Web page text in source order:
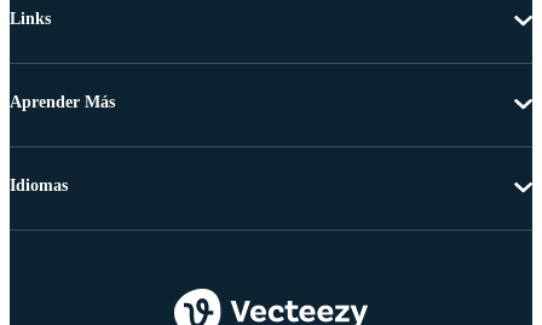
Links
Aprender Más
Idiomas